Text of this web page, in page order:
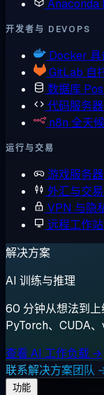
Anaconda
开发者与 DEVOPS
Docker 具
GitLab 自
数据库
代码服务器
n8n 全天
运行与交易
游戏服务器
外汇与交易
VPN 与隐
远程工作站
解决方案
AI 训练与推理
60 分钟从想法到上
PyTorch、CUDA、
查看 AI 工作负载 →
联系解决方案团队